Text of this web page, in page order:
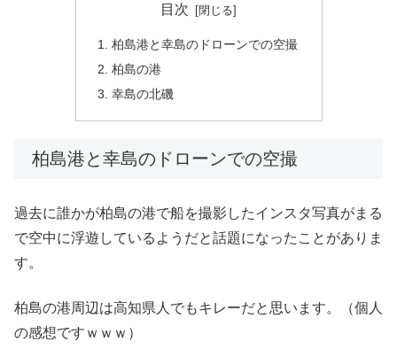
目次
柏島港と幸島のドローンでの空撮
柏島の港
幸島の北磯
柏島港と幸島のドローンでの空撮
過去に誰かが柏島の港で船を撮影したインスタ写真がまる
で空中に浮遊しているようだと話題になったことがありま
す。
柏島の港周辺は高知県人でもキレーだと思います。（個人
の感想ですｗｗｗ）